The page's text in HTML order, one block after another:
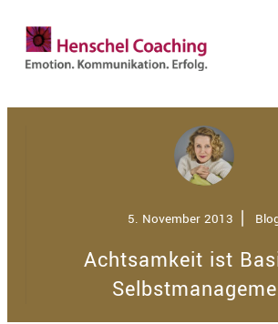
5. November 2013
Achtsamkeit ist